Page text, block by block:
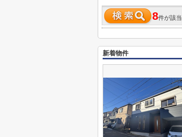
8件が該当
新着物件